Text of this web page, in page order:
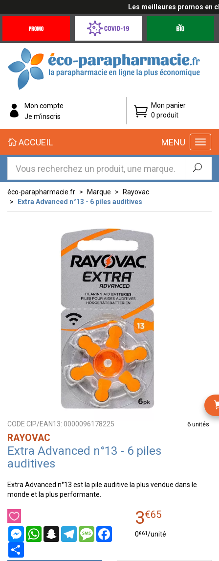
Les meilleures promos en
Offres
Coronavirus
éco-
parapharmacie.fr
éco-
parapharmacie.fr
Mon compte
Je m’inscris
Mon panier
0 produit
MENU
ACCUEIL
éco-parapharmacie.fr Marque
Rayovac
Extra Advanced n°13 - 6 piles auditives
CODE CIP/EAN13: 0000096178225 6 unités
RAYOVAC
Extra Advanced n°13 - 6 piles
auditives
Extra Advanced n°13 est la pile auditive la plus vendue dans le
monde et la plus performante.
MessengerWhatsAppSnapchatTelegramMessageFacebook
3€65
0€61/unité